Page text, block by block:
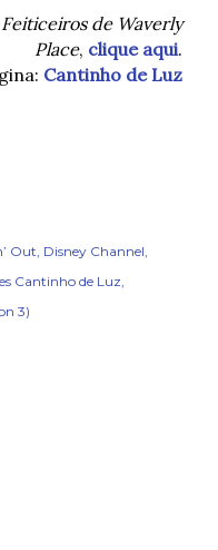
Feiticeiros de Waverly
Place, clique aqui.
Cantinho de Luz
Out Disney Channel
Cantinho de Luz
3)